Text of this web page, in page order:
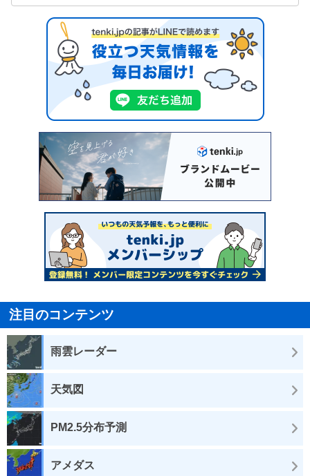
注目のコンテンツ
雨雲レーダー
天気図
PM2.5分布予測
アメダス